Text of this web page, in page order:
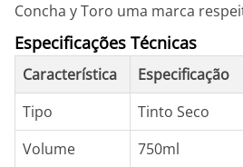
Concha y Toro uma marca
Especificações Técnicas
Característica
Especificação
Tipo
Tinto Seco
Volume
750ml